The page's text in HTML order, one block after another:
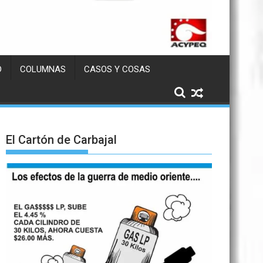
COLUMNAS CASOS Y COSAS
El Cartón de Carbajal